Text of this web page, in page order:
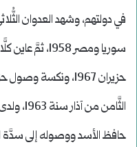
في دولتهم، وشهد العدوان
حزيران 1967،
الثَّامن